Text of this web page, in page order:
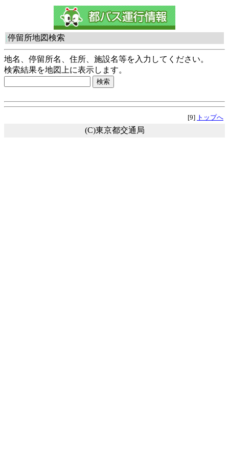
|停留所地図検索
地名、停留所名、住所、施設名等を入力してください。
検索結果を地図上に表示します。
[9] トップへ
(C)東京都交通局